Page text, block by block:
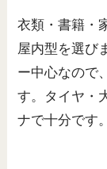
衣類・書籍・
屋内型を選び
ー中心なので
す。タイヤ・
ナで十分です。